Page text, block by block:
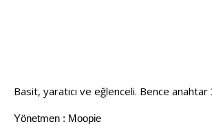
Basit, yaratıcı ve eğlenceli. Bence anahtar
Yönetmen : Moopie